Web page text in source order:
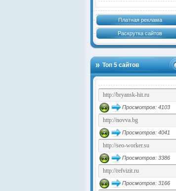
Платная реклама
Раскрутка сайтов
Топ 5 сайтов
Просмотров: 4103
Просмотров: 4041
Просмотров: 3386
Просмотров: 3166